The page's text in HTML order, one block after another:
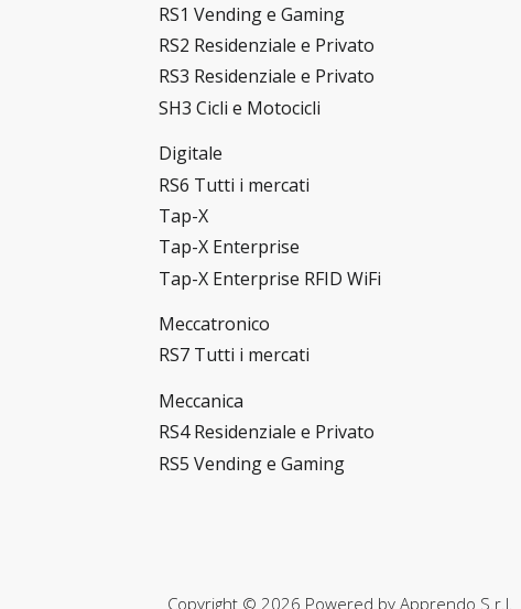
RS1 Vending e Gaming
RS2 Residenziale e Privato
RS3 Residenziale e Privato
SH3 Cicli e Motocicli
Digitale
RS6 Tutti i mercati
Tap-X
Tap-X Enterprise
Tap-X Enterprise RFID WiFi
Meccatronico
RS7 Tutti i mercati
Meccanica
RS4 Residenziale e Privato
RS5 Vending e Gaming
Copyright © 2026 Powered byApprendo S.r.l.